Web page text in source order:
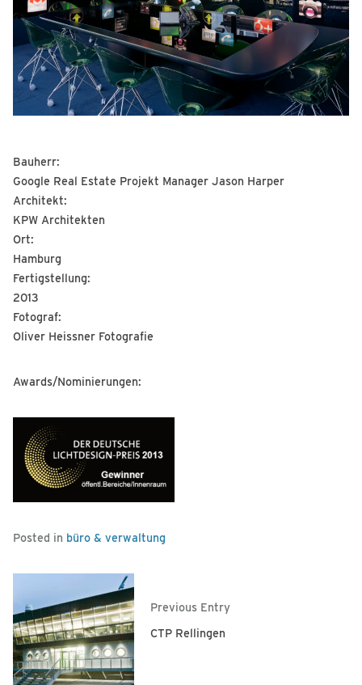
Bauherr:
Google Real Estate Projekt Manager Jason Harper
Architekt:
KPW Architekten
Ort:
Hamburg
Fertigstellung:
2013
Fotograf:
Oliver Heissner Fotografie
Awards/Nominierungen:
Posted in büro & verwaltung
Previous Entry
CTP Rellingen